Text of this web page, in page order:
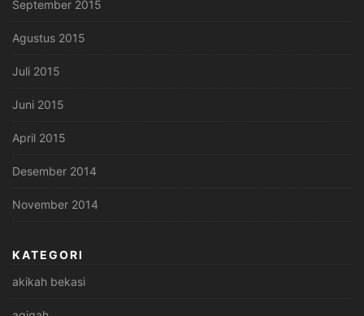
September 2015
Agustus 2015
Juli 2015
Juni 2015
April 2015
Desember 2014
November 2014
KATEGORI
akikah bekasi